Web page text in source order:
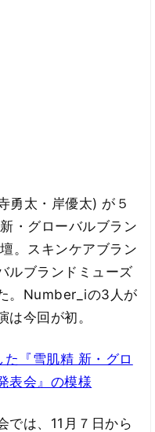
太・岸優太) が５
・グローバルブラン
。スキンケアブラン
ルブランドミューズ
。Number_iの3人が
今回が初。
『雪肌精 新・グロ
表会』の模様
は、11月７日から